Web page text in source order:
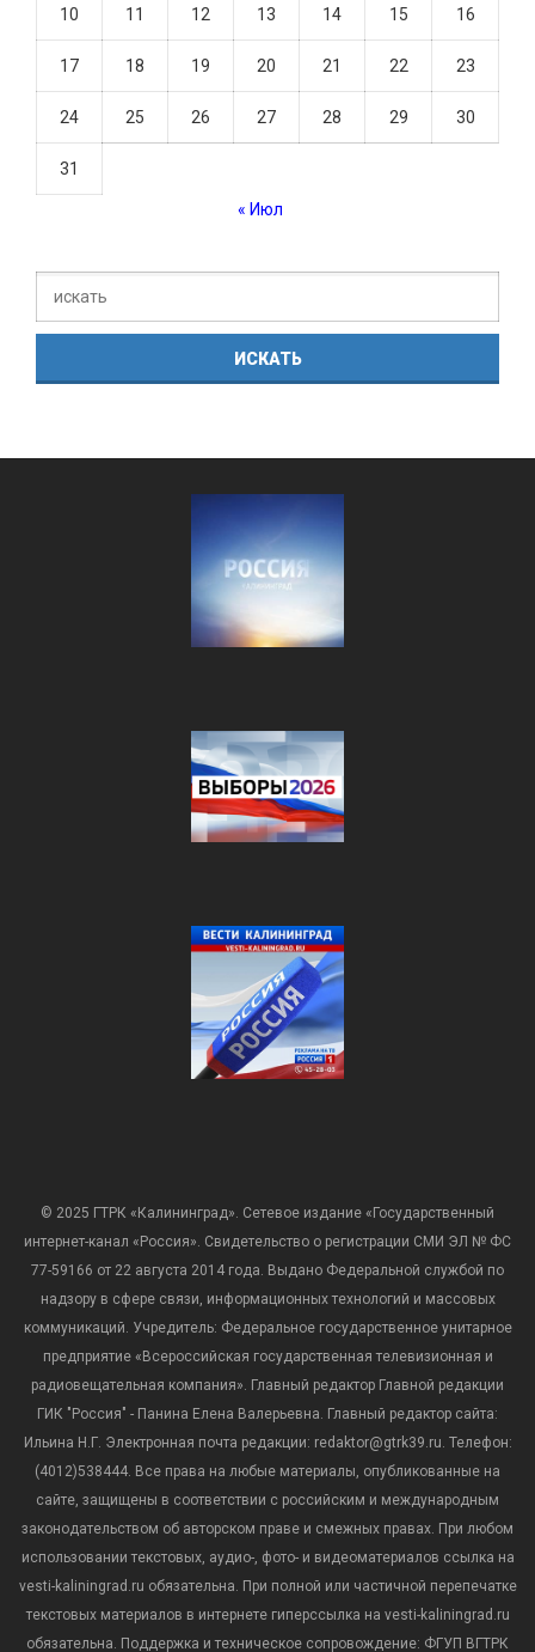
10 11 12 13 14 15 16
17 18 19 20 21 22 23
24 25 26 27 28 29 30
31
« Июл
© 2025 ГТРК «Калининград». Сетевое издание «Государственный
интернет-канал «Россия». Свидетельство о регистрации СМИ ЭЛ № ФС
77-59166 от 22 августа 2014 года. Выдано Федеральной службой по
надзору в сфере связи, информационных технологий и массовых
коммуникаций. Учредитель: Федеральное государственное унитарное
предприятие «Всероссийская государственная телевизионная и
радиовещательная компания». Главный редактор Главной редакции
ГИК "Россия" - Панина Елена Валерьевна. Главный редактор сайта:
Ильина Н.Г. Электронная почта редакции: redaktor@gtrk39.ru. Телефон:
(4012)538444. Все права на любые материалы, опубликованные на
сайте, защищены в соответствии с российским и международным
законодательством об авторском праве и смежных правах. При любом
использовании текстовых, аудио-, фото- и видеоматериалов ссылка на
vesti-kaliningrad.ru обязательна. При полной или частичной перепечатке
текстовых материалов в интернете гиперссылка на vesti-kaliningrad.ru
обязательна. Поддержка и техническое сопровождение: ФГУП ВГТРК